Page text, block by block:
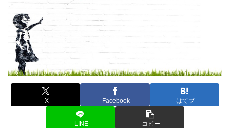
X Facebook はてブ
LINE コピー